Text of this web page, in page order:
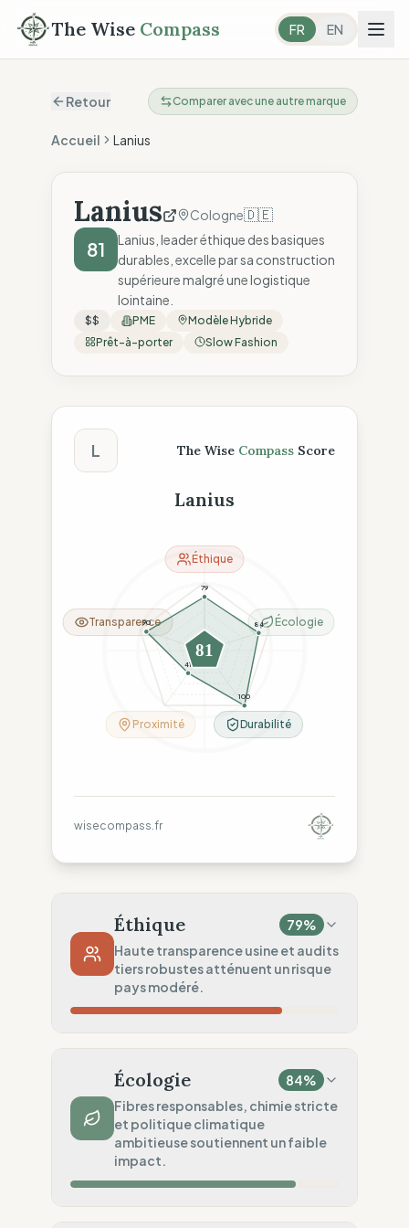
The Wise Compass FR EN
Retour Comparer avec une autre marque
Accueil Lanius
Lanius Cologne🇩🇪
81
Lanius, leader éthique des basiques
durables, excelle par sa construction
supérieure malgré une logistique
lointaine.
$$ PME
Modèle Hybride
Prêt-à-porter
Slow Fashion
Score The Wise Compass
L The Wise Compass Score
Lanius
79
84
100
41
90
81
Éthique
Écologie
Durabilité
Proximité
Transparence
wisecompass.fr
Éthique 79%
Haute transparence usine et audits
tiers robustes atténuent un risque
pays modéré.
Violations régulières (Europe, Asie, Afrique,
Traçabilité
Liste publique Rangs 1 & 2
Audits Sociaux
Écologie 84%
Fibres responsables, chimie stricte
et politique climatique
ambitieuse soutiennent un faible
impact.